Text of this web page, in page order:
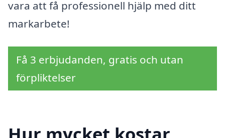
vara att få professionell hjälp med ditt
markarbete!
Få 3 erbjudanden, gratis och utan
förpliktelser